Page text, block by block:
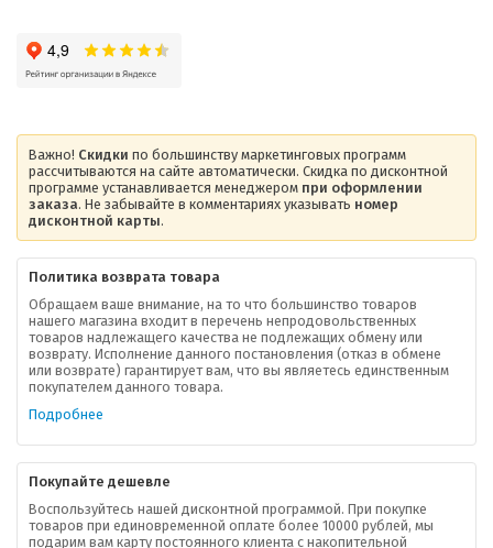
Важно! Скидки по большинству маркетинговых программ
рассчитываются на сайте автоматически. Скидка по дисконтной
программе устанавливается менеджером при оформлении
заказа. Не забывайте в комментариях указывать номер
дисконтной карты.
Политика возврата товара
Обращаем ваше внимание, на то что большинство товаров
нашего магазина входит в перечень непродовольственных
товаров надлежащего качества не подлежащих обмену или
возврату. Исполнение данного постановления (отказ в обмене
или возврате) гарантирует вам, что вы являетесь единственным
покупателем данного товара.
Подробнее
Покупайте дешевле
Воспользуйтесь нашей дисконтной программой. При покупке
товаров при единовременной оплате более 10000 рублей, мы
подарим вам карту постоянного клиента с накопительной
О компании
Ваша скидка
Контактная информация
В помощь покупателю